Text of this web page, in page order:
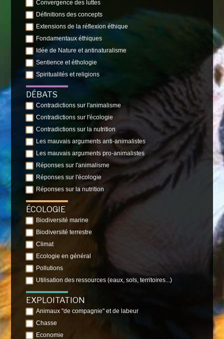
Convergence des luttes
Définitions des concepts
Extensions de la réflexion éthique
Fondamentaux éthiques
Idée de Nature et antinaturalisme
Sentience et éthologie
Spiritualités et religions
DÉBATS
Contradictions sur l'animalisme
Contradictions sur l'écologie
Contradictions sur la nutrition
Les mauvais arguments anti-animalistes
Les mauvais arguments pro-animalistes
Réponses sur l'animalisme
Réponses sur l'écologie
Réponses sur la nutrition
ÉCOLOGIE
Biodiversité marine
Biodiversité terrestre
Climat
Ecologie en général
Pollutions
Utilisation des ressources (eaux, sols, territoires...)
EXPLOITATION
Animaux "de compagnie" et de labeur
Chasse
Economie